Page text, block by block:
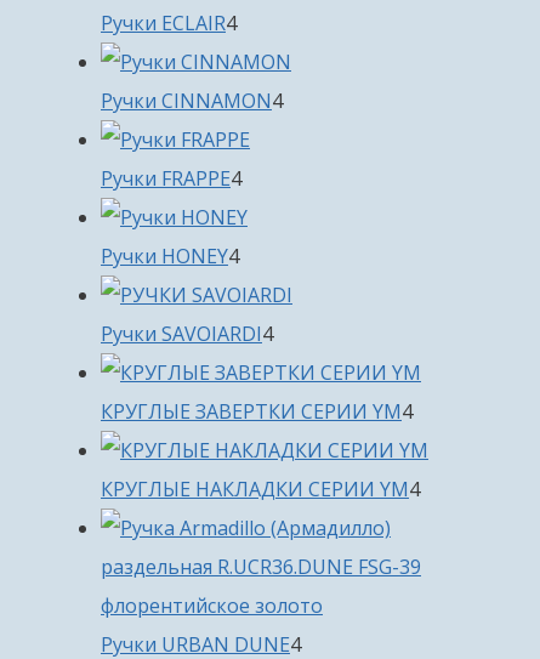
Ручки ECLAIR44
товара
Ручки CINNAMON44
Ручки FRAPPE44
товара
Ручки HONEY44
товара
Ручки SAVOIARDI44
товара
КРУГЛЫЕ ЗАВЕРТКИ СЕРИИ YM44
товара
КРУГЛЫЕ НАКЛАДКИ СЕРИИ YM44
Ручки URBAN DUNE44